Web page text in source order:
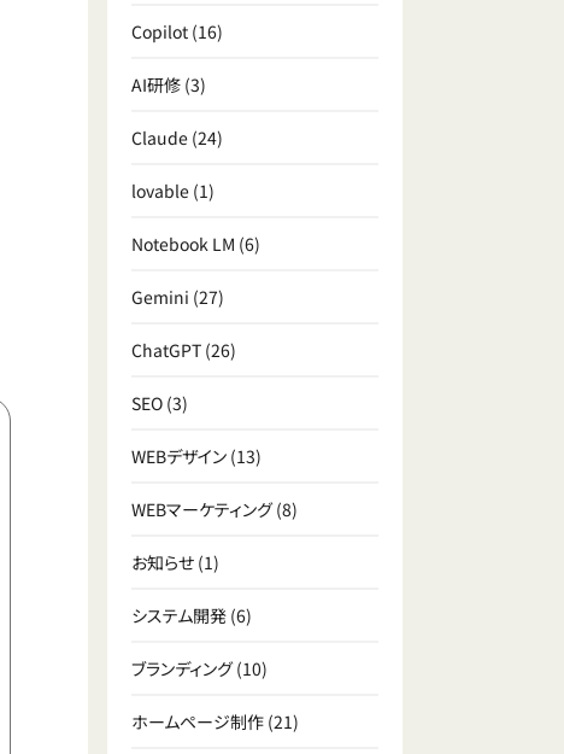
Copilot (16)
AI研修 (3)
Claude (24)
lovable (1)
Notebook LM (6)
Gemini (27)
ChatGPT (26)
SEO (3)
WEBデザイン (13)
WEBマーケティング(8)
お知らせ (1)
システム開発 (6)
ブランディング(10)
ホームページ制作 (21)